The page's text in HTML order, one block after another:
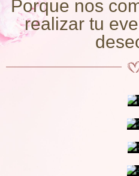
Porque nos
realizar tu